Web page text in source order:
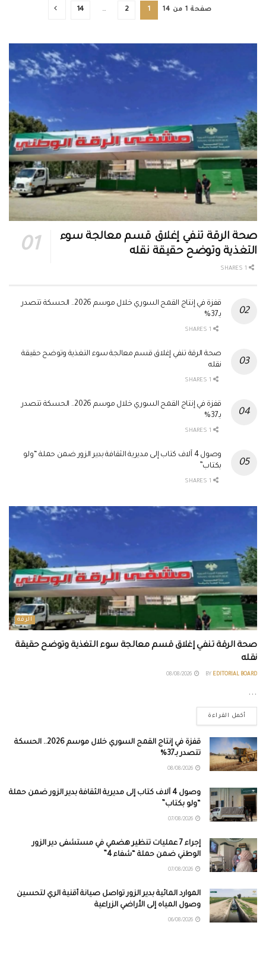
صفحة 1 من 14 1
2
…
14
صحة الرقة تنفي إغلاق قسم معالجة سوء
التغذية وتوضح حقيقة نقله
قفزة في إنتاج القمح السوري خلال موسم 2026.. الحسكة تتصدر
بـ37%
صحة الرقة تنفي إغلاق قسم معالجة سوء التغذية وتوضح حقيقة
نقله
قفزة في إنتاج القمح السوري خلال موسم 2026.. الحسكة تتصدر
بـ37%
وصول 4 آلاف كتاب إلى مديرية الثقافة بدير الزور ضمن حملة “ولو
بكتاب”
الرقة
صحة الرقة تنفي إغلاق قسم معالجة سوء التغذية وتوضح حقيقة
نقله
BY EDITORIAL BOARD
...
أكمل القراءة
قفزة في إنتاج القمح السوري خلال موسم 2026.. الحسكة
تتصدر بـ37%
وصول 4 آلاف كتاب إلى مديرية الثقافة بدير الزور ضمن حملة
“ولو بكتاب”
إجراء 7 عمليات تنظير هضمي في مستشفى دير الزور
الوطني ضمن حملة “شفاء 4”
الموارد المائية بدير الزور تواصل صيانة أقنية الري لتحسين
وصول المياه إلى الأراضي الزراعية